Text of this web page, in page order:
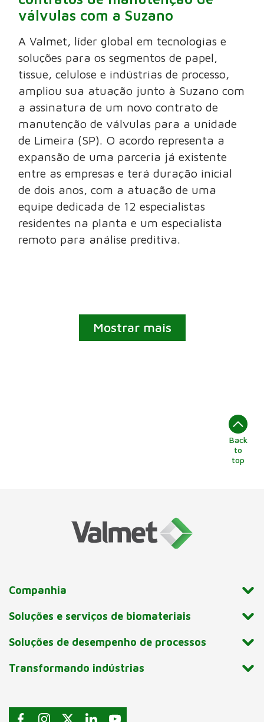
válvulas com a Suzano
A Valmet, líder global em tecnologias e
soluções para os segmentos de papel,
tissue, celulose e indústrias de processo,
ampliou sua atuação junto à Suzano com
a assinatura de um novo contrato de
manutenção de válvulas para a unidade
de Limeira (SP). O acordo representa a
expansão de uma parceria já existente
entre as empresas e terá duração inicial
de dois anos, com a atuação de uma
equipe dedicada de 12 especialistas
residentes na planta e um especialista
remoto para análise preditiva.
Mostrar mais
Back
to
top
Companhia
Soluções e serviços de biomateriais
Soluções de desempenho de processos
Transformando indústrias